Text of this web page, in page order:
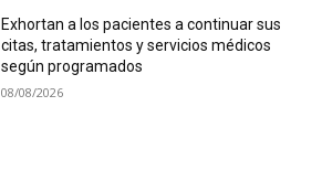
Exhortan a los pacientes a continuar sus
citas, tratamientos y servicios médicos
según programados
08/08/2026